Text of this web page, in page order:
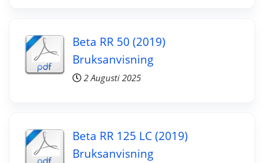
Beta RR 50 (2019)
Bruksanvisning
2 Augusti 2025
Beta RR 125 LC (2019)
Bruksanvisning